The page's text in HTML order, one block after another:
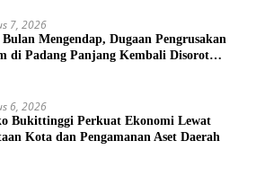
7, 2026
Mengendap, Dugaan Pengrusakan
di Padang Panjang Kembali Disorot
6, 2026
Bukittinggi Perkuat Ekonomi Lewat
Kota dan Pengamanan Aset Daerah